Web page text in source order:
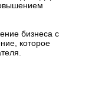
бизнеса с
которое